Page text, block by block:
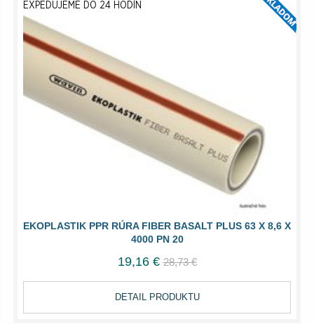
EKOPLASTIK PPR RÚRA FIBER BASALT PLUS 63 X 8,6 X
4000 PN 20
EXPEDUJEME DO 24 HODÍN
19,16 € 28,73 €
DETAIL PRODUKTU